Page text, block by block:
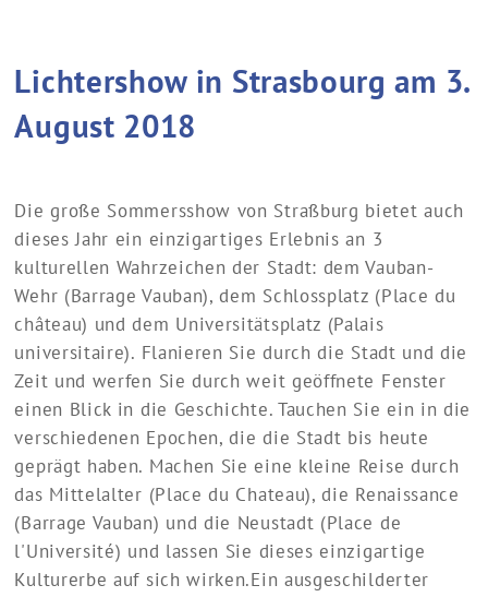
Lichtershow in Strasbourg am 3.
August 2018
Die große Sommersshow von Straßburg bietet auch
dieses Jahr ein einzigartiges Erlebnis an 3
kulturellen Wahrzeichen der Stadt: dem Vauban-
Wehr (Barrage Vauban), dem Schlossplatz (Place du
château) und dem Universitätsplatz (Palais
universitaire). Flanieren Sie durch die Stadt und die
Zeit und werfen Sie durch weit geöffnete Fenster
einen Blick in die Geschichte. Tauchen Sie ein in die
verschiedenen Epochen, die die Stadt bis heute
geprägt haben. Machen Sie eine kleine Reise durch
das Mittelalter (Place du Chateau), die Renaissance
(Barrage Vauban) und die Neustadt (Place de
l'Université) und lassen Sie dieses einzigartige
Kulturerbe auf sich wirken.Ein ausgeschilderter